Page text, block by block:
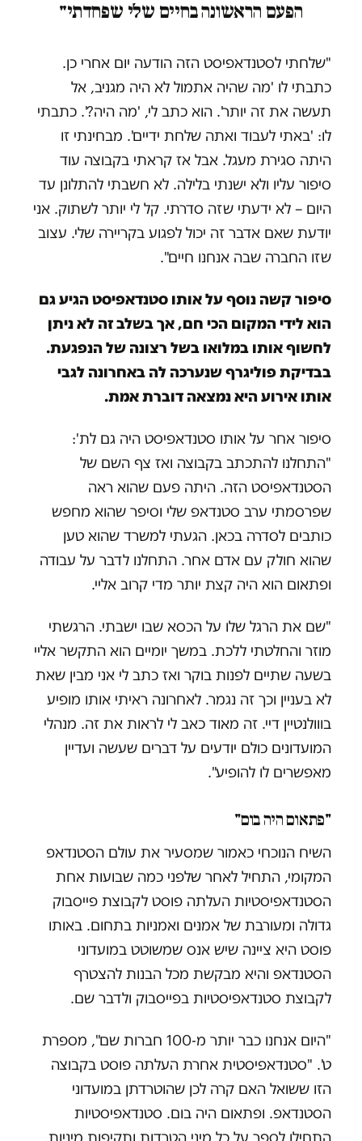
הפעם הראשונה בחיים שלי שפחדתי"
"שלחתי לסטנדאפיסט הזה הודעה יום אחרי כן.
כתבתי לו 'מה שהיה אתמול לא היה מגניב, אל
תעשה את זה יותר'. הוא כתב לי, 'מה היה?'. כתבתי
לו: 'באתי לעבוד ואתה שלחת ידיים'. מבחינתי זו
היתה סגירת מעגל. אבל אז קראתי בקבוצה עוד
סיפור עליו ולא ישנתי בלילה. לא חשבתי להתלונן עד
היום – לא ידעתי שזה סדרתי. קל לי יותר לשתוק. אני
יודעת שאם אדבר זה יכול לפגוע בקריירה שלי. עצוב
שזו החברה שבה אנחנו חיים".
סיפור קשה נוסף על אותו סטנדאפיסט הגיע גם
הוא לידי המקום הכי חם, אך בשלב זה לא ניתן
לחשוף אותו במלואו בשל רצונה של הנפגעת.
בבדיקת פוליגרף שנערכה לה באחרונה לגבי
אותו אירוע היא נמצאה דוברת אמת.
סיפור אחר על אותו סטנדאפיסט היה גם לת':
"התחלנו להתכתב בקבוצה ואז צף השם של
הסטנדאפיסט הזה. היתה פעם שהוא ראה
שפרסמתי ערב סטנדאפ שלי וסיפר שהוא מחפש
כותבים לסדרה בכאן. הגעתי למשרד שהוא טען
שהוא חולק עם אדם אחר. התחלנו לדבר על עבודה
ופתאום הוא היה קצת יותר מדי קרוב אליי.
"שם את הרגל שלו על הכסא שבו ישבתי. הרגשתי
מוזר והחלטתי ללכת. במשך יומיים הוא התקשר אליי
בשעה שתיים לפנות בוקר ואז כתב לי אני מבין שאת
לא בעניין וכך זה נגמר. לאחרונה ראיתי אותו מופיע
בווולנטיין דיי. זה מאוד כאב לי לראות את זה. מנהלי
המועדונים כולם יודעים על דברים שעשה ועדיין
מאפשרים לו להופיע".
"פתאום היה בום"
השיח הנוכחי כאמור שמסעיר את עולם הסטנדאפ
המקומי, התחיל לאחר שלפני כמה שבועות אחת
הסטנדאפיסטיות העלתה פוסט לקבוצת פייסבוק
גדולה ומעורבת של אמנים ואמניות בתחום. באותו
פוסט היא ציינה שיש אנס שמשוטט במועדוני
הסטנדאפ והיא מבקשת מכל הבנות להצטרף
לקבוצת סטנדאפיסטיות בפייסבוק ולדבר שם.
"היום אנחנו כבר יותר מ-100 חברות שם", מספרת
ט'. "סטנדאפיסטית אחרת העלתה פוסט בקבוצה
הזו ששואל האם קרה לכן שהוטרדתן במועדוני
הסטנדאפ. ופתאום היה בום. סטנדאפיסטיות